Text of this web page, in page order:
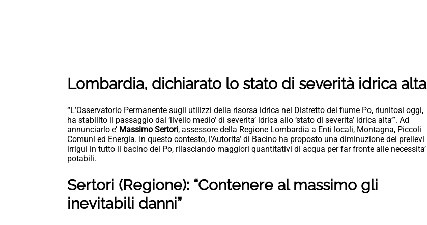
Lombardia, dichiarato lo stato di severità idrica alta
“L’Osservatorio Permanente sugli utilizzi della risorsa idrica nel Distretto del fiume Po, riunitosi oggi,
ha stabilito il passaggio dal ‘livello medio’ di severita’ idrica allo ‘stato di severita’ idrica alta’”. Ad
annunciarlo e’ Massimo Sertori, assessore della Regione Lombardia a Enti locali, Montagna, Piccoli
Comuni ed Energia. In questo contesto, l’Autorita’ di Bacino ha proposto una diminuzione dei prelievi
irrigui in tutto il bacino del Po, rilasciando maggiori quantitativi di acqua per far fronte alle necessita’
potabili.
Sertori (Regione): “Contenere al massimo gli
inevitabili danni”